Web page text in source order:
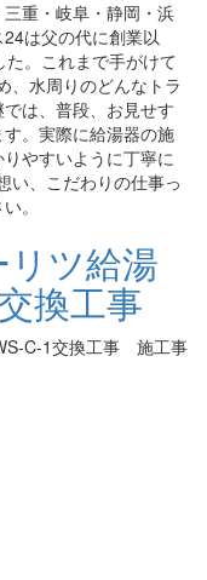
重・岐阜・静岡・浜
は父の代に創業以
。これまで手がけて
、水周りのどんなトラ
は、普段、お見せす
。実際に給湯器の施
やすいように丁寧に
い、こだわりの仕事っ
。
ツ給湯
換工事
C-1交換工事 施工事